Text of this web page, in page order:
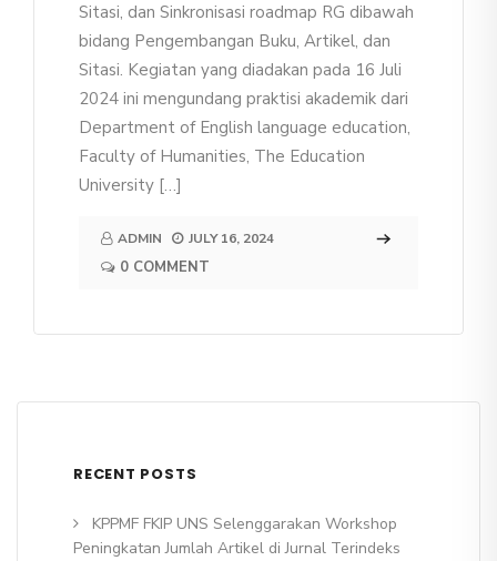
Sitasi, dan Sinkronisasi roadmap RG dibawah
bidang Pengembangan Buku, Artikel, dan
Sitasi. Kegiatan yang diadakan pada 16 Juli
2024 ini mengundang praktisi akademik dari
Department of English language education,
Faculty of Humanities, The Education
University […]
ADMIN JULY 16, 2024
0 COMMENT
RECENT POSTS
KPPMF FKIP UNS Selenggarakan Workshop
Peningkatan Jumlah Artikel di Jurnal Terindeks